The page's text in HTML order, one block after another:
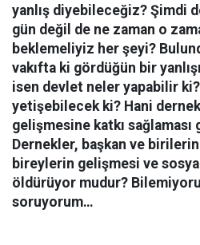
yanlış diyebileceğiz? Şimdi
gün değil de ne zaman o
beklemeliyiz her şeyi?
vakıfta ki gördüğün bir
isen devlet neler yapabilir ki?
yetişebilecek ki? Hani
gelişmesine katkı sağlaması
Dernekler, başkan ve
bireylerin gelişmesi ve
öldürüyor mudur?
soruyorum…